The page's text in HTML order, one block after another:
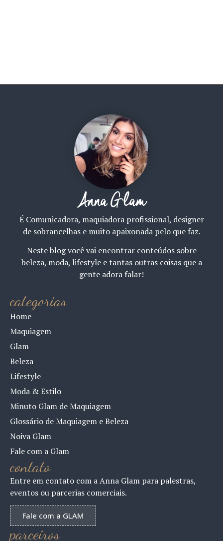
Anna Glam
É Comunicadora, maquiadora profissional, designer
de sobrancelhas e muito apaixonada pelo que faz.
Neste blog você vai encontrar conteúdos sobre
beleza, moda, lifestyle e tantas outras coisas que a
gente adora falar!
categorias
Home
Maquiagem
Glam
Beleza
Lifestyle
Moda & Estilo
Minuto Glam de Maquiagem
Glossário de Maquiagem e Beleza
Noiva Glam
Fale com a Glam
contato
Entre em contato com a Anna Glam para palestras,
eventos ou parcerias comerciais.
Fale com a GLAM
parceiros